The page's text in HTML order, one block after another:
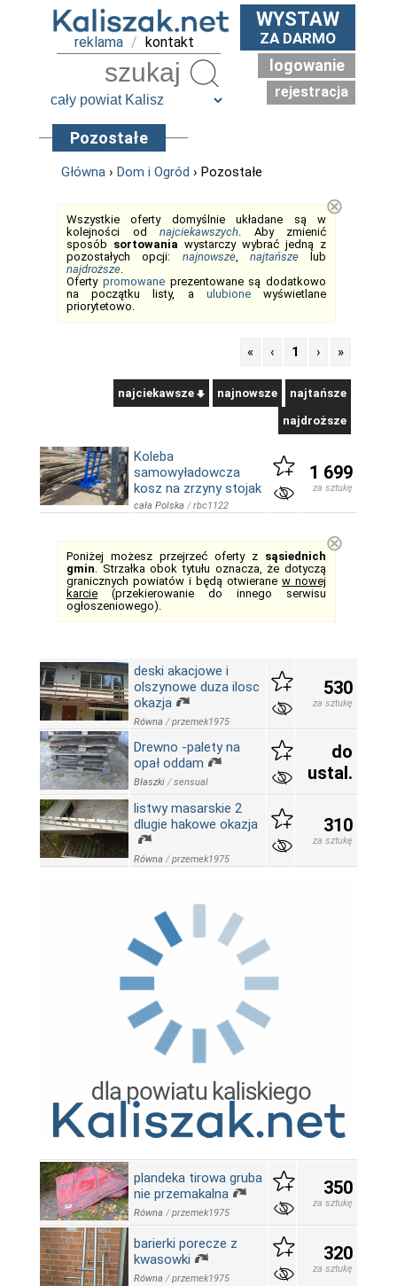
reklama / kontakt
WYSTAW
ZA DARMO
logowanie
rejestracja
Pozostałe
Główna › Dom i Ogród › Pozostałe
Wszystkie oferty domyślnie układane są w
kolejności od najciekawszych. Aby zmienić
sposób sortowania wystarczy wybrać jedną z
pozostałych opcji: najnowsze, najtańszelub
najdroższe.
Oferty promowaneprezentowane są dodatkowo
na początku listy, a ulubionewyświetlane
priorytetowo.
⊗
« ‹ 1 › »
najciekawsze najnowsze najtańsze
najdroższe
Koleba
samowyładowcza
kosz na zrzyny stojak
cała Polska /rbc1122
1 699
za sztukę
Poniżej możesz przejrzeć oferty z sąsiednich
gmin. Strzałka obok tytułu oznacza, że dotyczą
granicznych powiatów i będą otwierane w nowej
karcie (przekierowanie do innego serwisu
ogłoszeniowego).
⊗
deski akacjowe i
olszynowe duza ilosc
okazja
Równa /przemek1975
530
za sztukę
Drewno -palety na
opał oddam
Błaszki /sensual
do
ustal.
listwy masarskie 2
dlugie hakowe okazja
Równa /przemek1975
310
za sztukę
plandeka tirowa gruba
nie przemakalna
Równa /przemek1975
350
za sztukę
barierki porecze z
kwasowki
Równa /przemek1975
320
za sztukę